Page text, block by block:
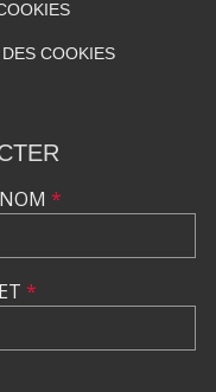
COOKIES
*
*